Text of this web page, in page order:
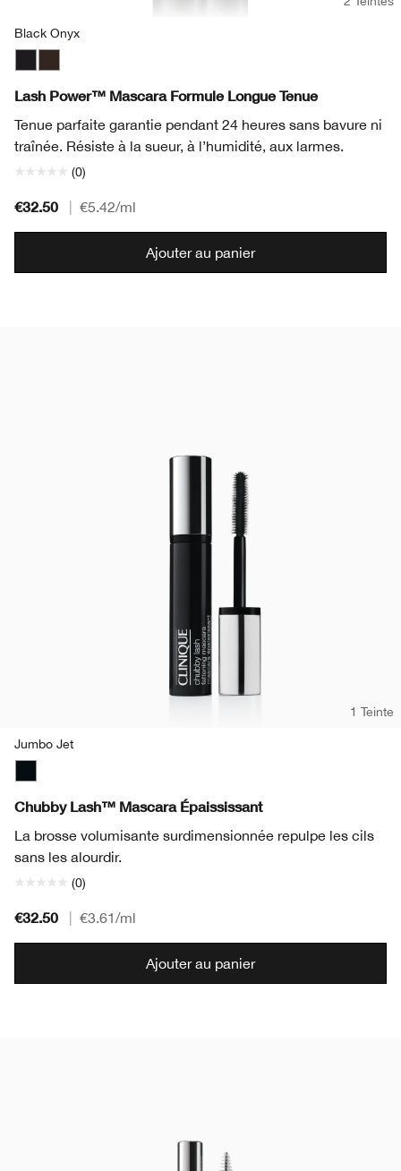
Black Onyx
Lash Power™ Mascara Formule Longue Tenue
Tenue parfaite garantie pendant 24 heures sans bavure ni
traînée. Résiste à la sueur, à l’humidité, aux larmes.
(0)
€32.50 €5.42/ml
Ajouter au panier
1 Teinte
Jumbo Jet
Chubby Lash™ Mascara Épaississant
La brosse volumisante surdimensionnée repulpe les cils
sans les alourdir.
(0)
€32.50 €3.61/ml
Ajouter au panier